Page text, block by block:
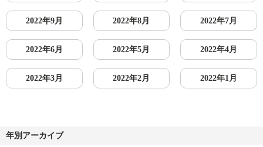
2022年9月 2022年8月 2022年7月
2022年6月 2022年5月 2022年4月
2022年3月 2022年2月 2022年1月
年別アーカイブ